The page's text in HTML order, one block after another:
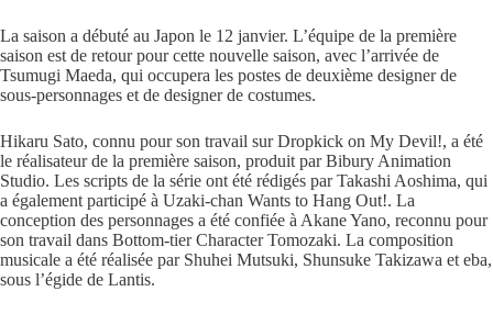
La saison a débuté au Japon le 12 janvier. L’équipe de la première
saison est de retour pour cette nouvelle saison, avec l’arrivée de
Tsumugi Maeda, qui occupera les postes de deuxième designer de
sous-personnages et de designer de costumes.
Hikaru Sato, connu pour son travail surDropkick on My Devil!, a été
le réalisateur de la première saison, produit parBibury Animation
Studio. Les scripts de la série ont été rédigés parTakashi Aoshima, qui
a également participé à Uzaki-chan Wants to Hang Out!. La
conception des personnages a été confiée à Akane Yano, reconnu pour
son travail dans Bottom-tier Character Tomozaki. La composition
musicale a été réalisée par Shuhei Mutsuki, Shunsuke Takizawa et eba,
sous l’égide de Lantis.